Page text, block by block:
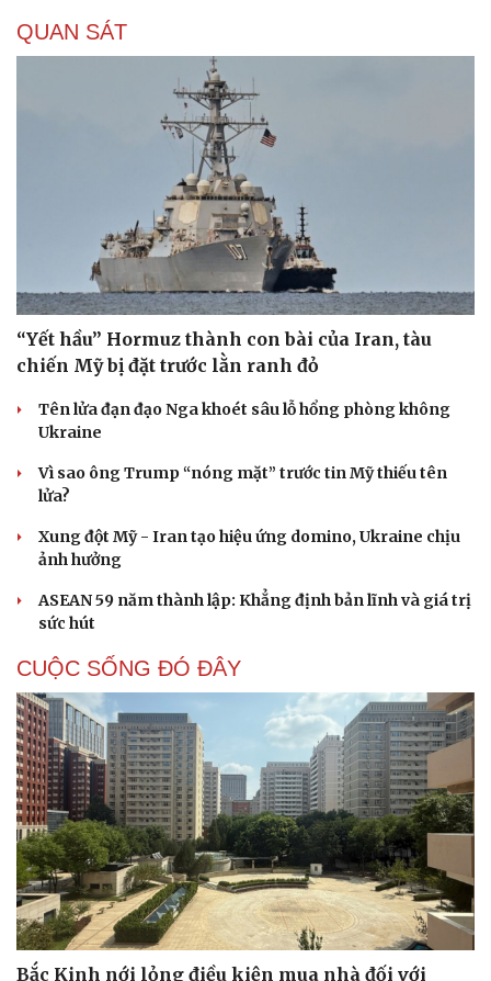
QUAN SÁT
“Yết hầu” Hormuz thành con bài của Iran, tàu
chiến Mỹ bị đặt trước lằn ranh đỏ
Tên lửa đạn đạo Nga khoét sâu lỗ hổng phòng không
Ukraine
Vì sao ông Trump “nóng mặt” trước tin Mỹ thiếu tên
lửa?
Xung đột Mỹ - Iran tạo hiệu ứng domino, Ukraine chịu
ảnh hưởng
ASEAN 59 năm thành lập: Khẳng định bản lĩnh và giá trị
sức hút
CUỘC SỐNG ĐÓ ĐÂY
Bắc Kinh nới lỏng điều kiện mua nhà đối với